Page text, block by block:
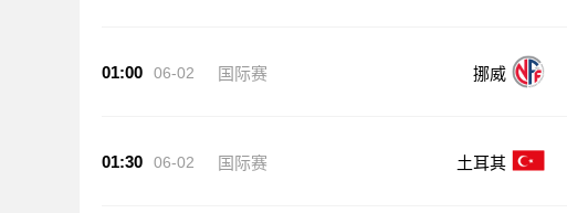
01:00 06-02 国际赛 挪威
01:30 06-02 国际赛 土耳其